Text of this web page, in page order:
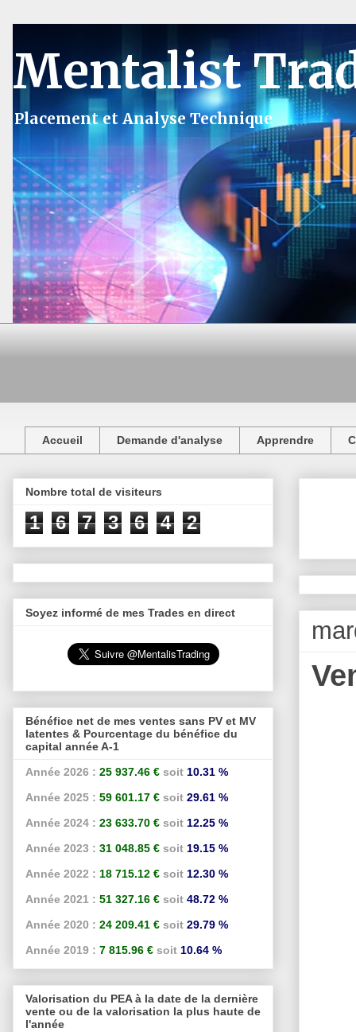
Mentalist
Placement et Analyse Technique
Accueil Demande d'analyse Apprendre
Nombre total de visiteurs
1 6 7 3 6 4 2
Soyez informé de mes Trades en direct
Bénéfice net de mes ventes sans PV et MV
latentes & Pourcentage du bénéfice du
capital année A-1
Année 2026 : 25 937.46 € soit 10.31 %
Année 2025 : 59 601.17 € soit 29.61 %
Année 2024 : 23 633.70 € soit 12.25 %
Année 2023 : 31 048.85 € soit 19.15 %
Année 2022 : 18 715.12 € soit 12.30 %
Année 2021 : 51 327.16 € soit 48.72 %
Année 2020 : 24 209.41 € soit 29.79 %
Année 2019 : 7 815.96 € soit 10.64 %
Valorisation du PEA à la date de la dernière
vente ou de la valorisation la plus haute de
l'année